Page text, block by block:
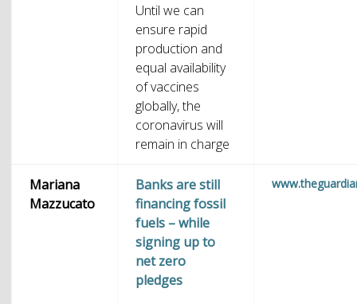
Until we can
ensure rapid
production and
equal availability
of vaccines
globally, the
coronavirus will
remain in charge
Mariana
Mazzucato
Banks are still
financing fossil
fuels – while
signing up to
net zero
pledges